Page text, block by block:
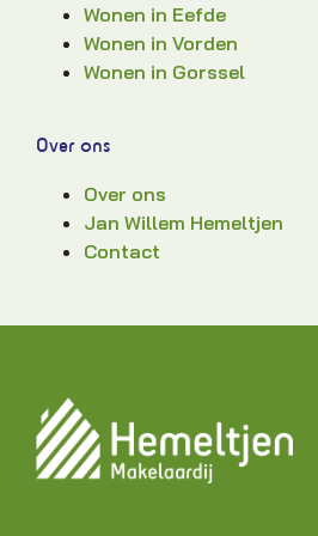
Wonen in Eefde
Wonen in Vorden
Wonen in Gorssel
Over ons
Over ons
Jan Willem Hemeltjen
Contact